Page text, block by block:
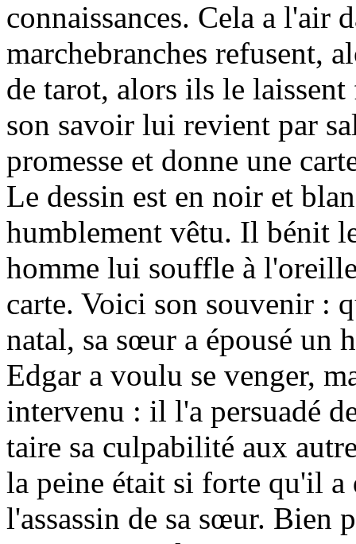
connaissances. Cela a l'air
marchebranches refusent,
de tarot, alors ils le
son savoir lui revient par
promesse et donne une
Le dessin est en noir et
humblement vêtu. Il bénit
homme lui souffle à
carte. Voici son souvenir :
natal, sa sœur a épousé un
Edgar a voulu se venger,
intervenu : il l'a persuadé
taire sa culpabilité aux
la peine était si forte qu'il
l'assassin de sa sœur. Bien